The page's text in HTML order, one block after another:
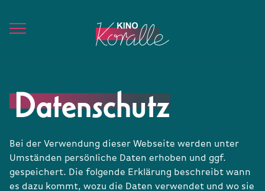
Bei der Verwendung dieser Webseite werden unter
Umständen persönliche Daten erhoben und ggf.
gespeichert. Die folgende Erklärung beschreibt wann
es dazu kommt, wozu die Daten verwendet und wo sie